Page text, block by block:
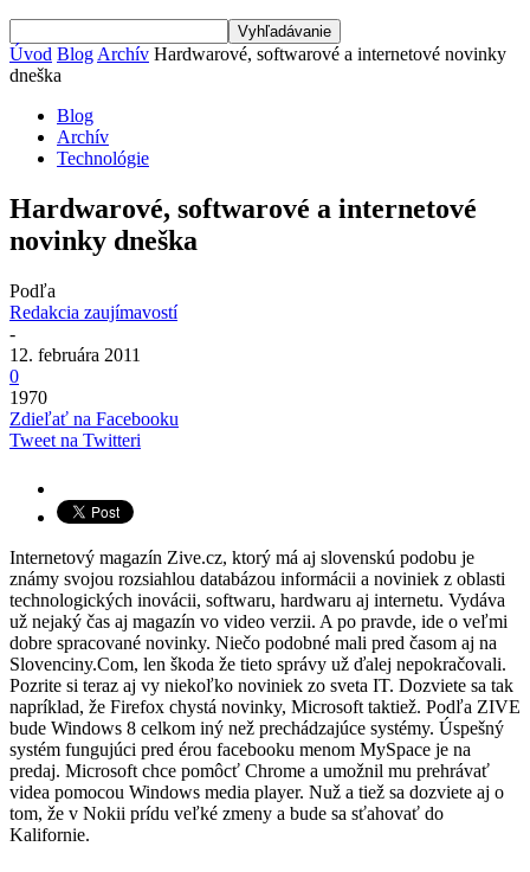
Úvod Blog Archív Hardwarové, softwarové a internetové novinky
dneška
Blog
Archív
Technológie
Hardwarové, softwarové a internetové
novinky dneška
Podľa
Redakcia zaujímavostí
-
12. februára 2011
0
1970
Zdieľať na Facebooku
Tweet na Twitteri
Internetový magazín Zive.cz, ktorý má aj slovenskú podobu je
známy svojou rozsiahlou databázou informácii a noviniek z oblasti
technologických inovácii, softwaru, hardwaru aj internetu. Vydáva
už nejaký čas aj magazín vo video verzii. A po pravde, ide o veľmi
dobre spracované novinky. Niečo podobné mali pred časom aj na
Slovenciny.Com, len škoda že tieto správy už ďalej nepokračovali.
Pozrite si teraz aj vy niekoľko noviniek zo sveta IT. Dozviete sa tak
napríklad, že Firefox chystá novinky, Microsoft taktiež. Podľa ZIVE
bude Windows 8 celkom iný než prechádzajúce systémy. Úspešný
systém fungujúci pred érou facebooku menom MySpace je na
predaj. Microsoft chce pomôcť Chrome a umožnil mu prehrávať
videa pomocou Windows media player. Nuž a tiež sa dozviete aj o
tom, že v Nokii prídu veľké zmeny a bude sa sťahovať do
Kalifornie.